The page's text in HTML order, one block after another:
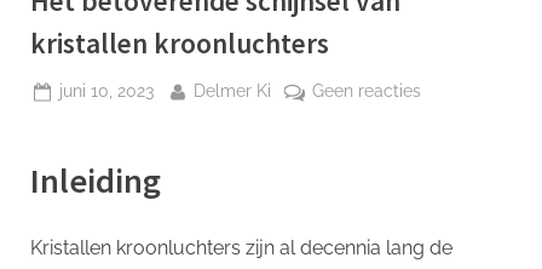
kristallen kroonluchters
Geplaatst
juni 10, 2023 Door
Delmer Ki Geen reactiesop
kroonluchters
Inleiding
Kristallen kroonluchters zijn al decennia lang de